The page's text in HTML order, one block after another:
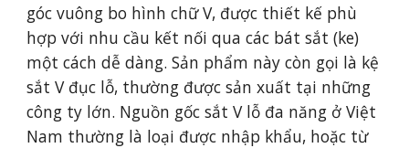
góc vuông bo hình chữ V, được thiết kế phù
hợp với nhu cầu kết nối qua các bát sắt (ke)
một cách dễ dàng. Sản phẩm này còn gọi là kệ
sắt V đục lỗ, thường được sản xuất tại những
công ty lớn. Nguồn gốc sắt V lỗ đa năng ở Việt
Nam thường là loại được nhập khẩu, hoặc từ